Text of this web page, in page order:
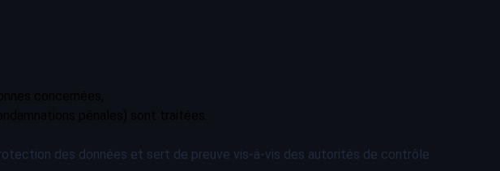
des données et sert de preuve vis-à-vis des autorités de contrôle